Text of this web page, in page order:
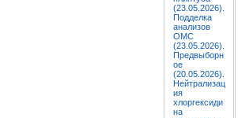
(23.05.2026).
Подделка
анализов
ОМС
(23.05.2026).
Предвыборн
ое
(20.05.2026).
Нейтрализац
ия
хлоргексиди
на